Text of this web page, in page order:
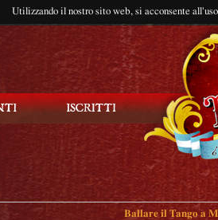
Utilizzando il nostro sito web, si acconsente
Ballare il Tango a